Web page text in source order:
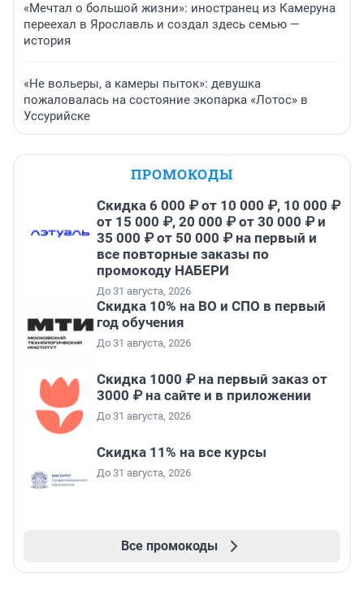
«Мечтал о большой жизни»: иностранец из Камеруна
переехал в Ярославль и создал здесь семью —
история
«Не вольеры, а камеры пыток»: девушка
пожаловалась на состояние экопарка «Лотос» в
Уссурийске
ПРОМОКОДЫ
Скидка 6 000 ₽ от 10 000 ₽, 10 000 ₽
от 15 000 ₽, 20 000 ₽ от 30 000 ₽ и
35 000 ₽ от 50 000 ₽ на первый и
все повторные заказы по
промокоду НАБЕРИ
До 31 августа, 2026
Скидка 10% на ВО и СПО в первый
год обучения
До 31 августа, 2026
Скидка 1000 ₽ на первый заказ от
3000 ₽ на сайте и в приложении
До 31 августа, 2026
Скидка 11% на все курсы
До 31 августа, 2026
Все промокоды